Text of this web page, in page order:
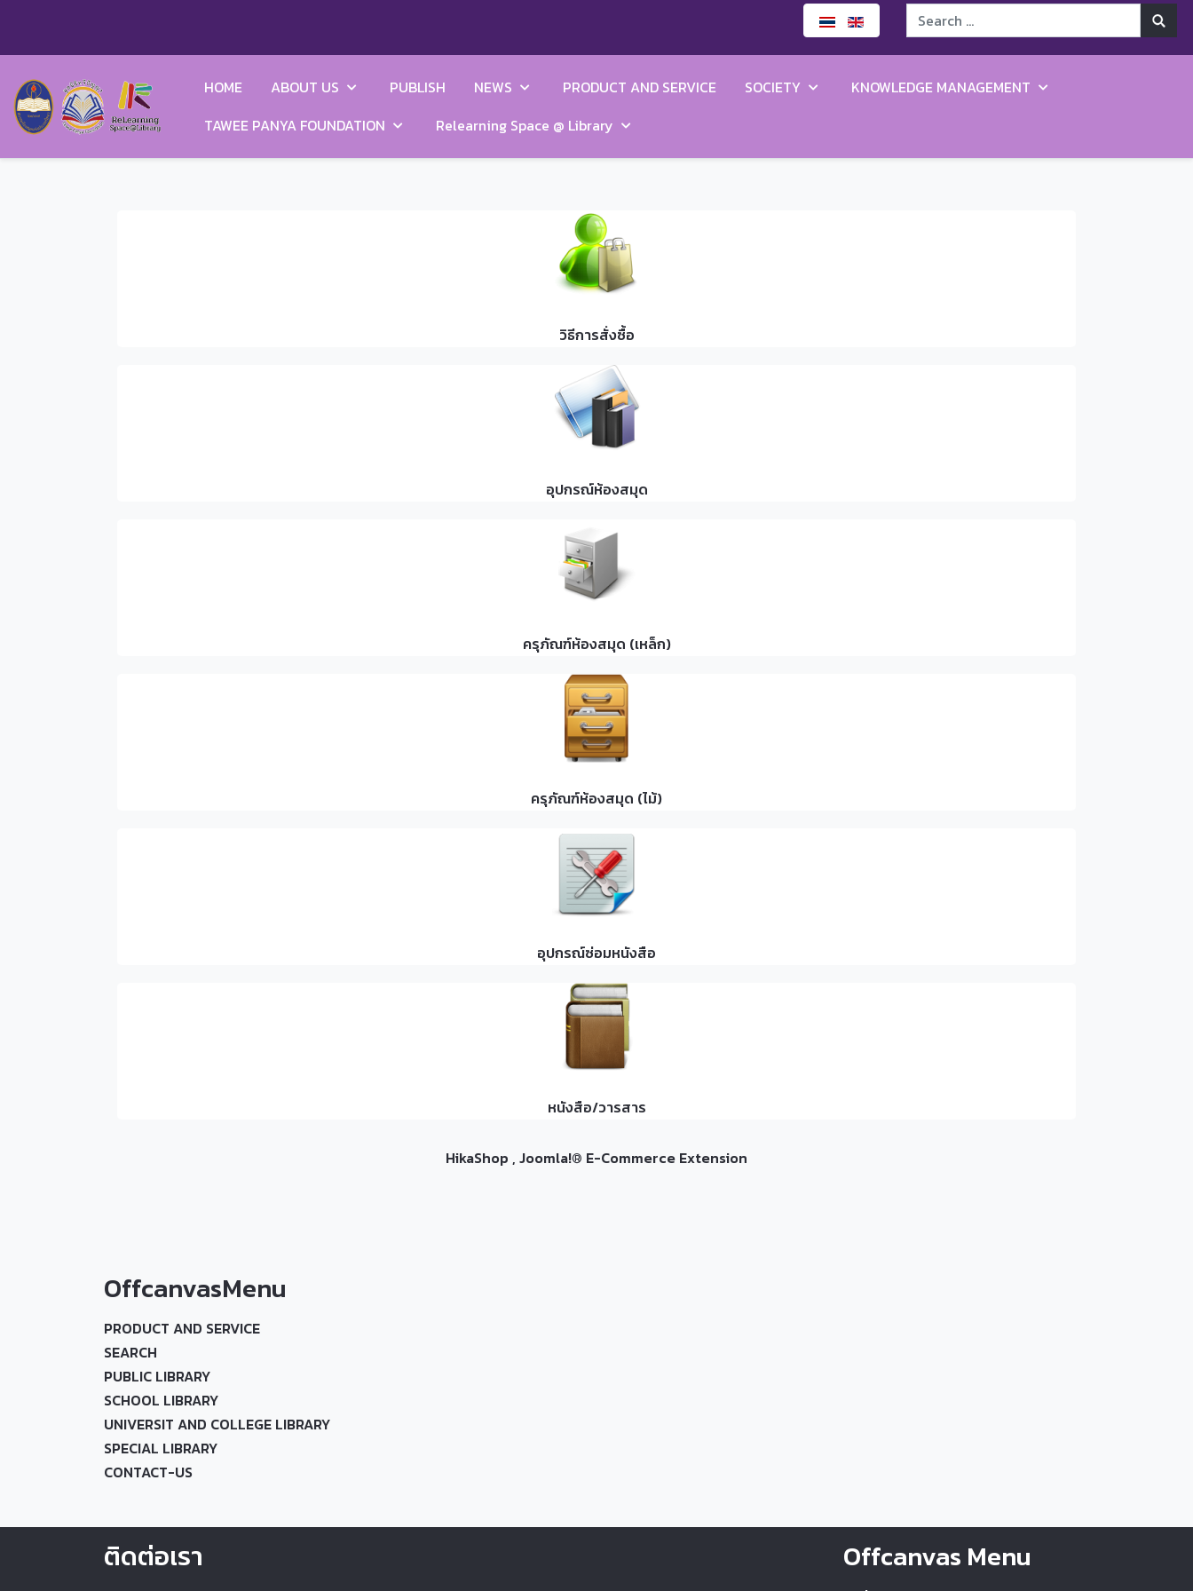
HOME ABOUT US PUBLISH NEWS PRODUCT AND SERVICE SOCIETY
KNOWLEDGE MANAGEMENT
TAWEE PANYA FOUNDATION
Relearning Space @ Library
วิธีการสั่งซื้อ
อุปกรณ์ห้องสมุด
ครุภัณฑ์ห้องสมุด (เหล็ก)
ครุภัณฑ์ห้องสมุด (ไม้)
อุปกรณ์ซ่อมหนังสือ
หนังสือ/วารสาร
HikaShop , Joomla!® E-Commerce Extension
OffcanvasMenu
PRODUCT AND SERVICE
SEARCH
PUBLIC LIBRARY
SCHOOL LIBRARY
UNIVERSIT AND COLLEGE LIBRARY
SPECIAL LIBRARY
CONTACT-US
ติดต่อเรา Offcanvas Menu